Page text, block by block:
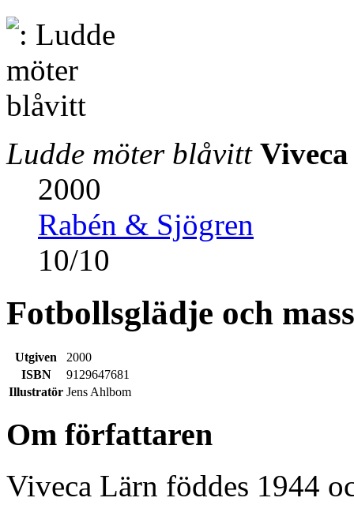
Ludde möter blåvitt
2000
Rabén & Sjögren
10/10
Fotbollsglädje och
Utgiven
2000
ISBN
9129647681
Illustratör Jens Ahlbom
Om författaren
Viveca Lärn föddes 1944